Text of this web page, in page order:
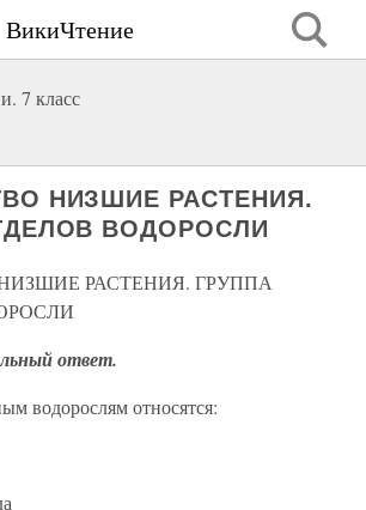
ВикиЧтение
7 класс
НИЗШИЕ РАСТЕНИЯ.
ВОДОРОСЛИ
РАСТЕНИЯ. ГРУППА
ответ.
водорослям относятся: